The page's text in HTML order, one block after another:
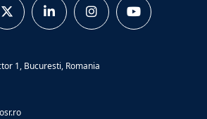
1, Bucuresti, Romania